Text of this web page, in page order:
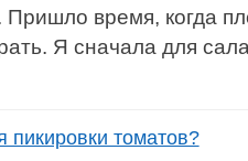
Пришло время, когда
Я сначала для
пикировки томатов?